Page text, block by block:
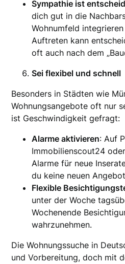
Sympathie ist
dich gut in die
Wohnumfeld
Auftreten kann
oft auch nach dem
Sei flexibel und schnell
Besonders in Städten wie
Wohnungsangebote oft nur
ist Geschwindigkeit gefragt:
Alarme aktivieren: Auf
Immobilienscout24
Alarme für neue
du keine neuen
Flexible
unter der Woche
Wochenende
wahrzunehmen.
Die Wohnungssuche in
und Vorbereitung, doch mit